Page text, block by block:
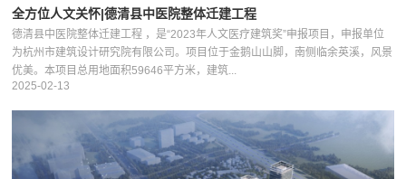
全方位人文关怀|德清县中医院整体迁建工程
德清县中医院整体迁建工程 ，是“2023年人文医疗建筑奖”申报项目，申报单位
为杭州市建筑设计研究院有限公司。项目位于金鹅山山脚，南侧临余英溪，风景
优美。本项目总用地面积59646平方米，建筑...
2025-02-13